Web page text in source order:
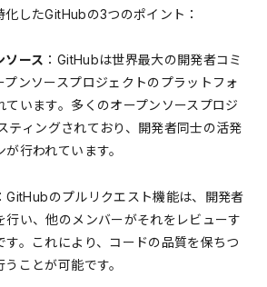
したGitHubの3つのポイント：
ソース ：GitHubは世界最大の開発者コミ
プンソースプロジェクトのプラットフォ
ています。多くのオープンソースプロジ
ティングされており、開発者同士の活発
行われています。
GitHubのプルリクエスト機能は、開発者
行い、他のメンバーがそれをレビューす
す。これにより、コードの品質を保ちつ
ことが可能です。